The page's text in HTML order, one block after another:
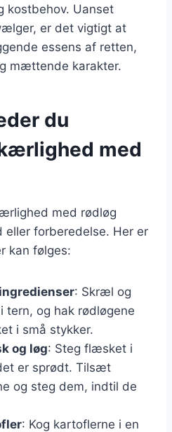
kostbehov. Uanset
er det vigtigt at
essens af retten,
mættende karakter.
du
med
med rødløg
forberedelse. Her er
kan følges:
: Skræl og
og hak rødløgene
i små stykker.
og løg: Steg flæsket i
er sprødt. Tilsæt
og steg dem, indtil de
: Kog kartoflerne i en